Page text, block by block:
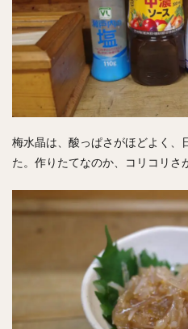
梅水晶は、酸っぱさがほどよく、
た。作りたてなのか、コリコリさ